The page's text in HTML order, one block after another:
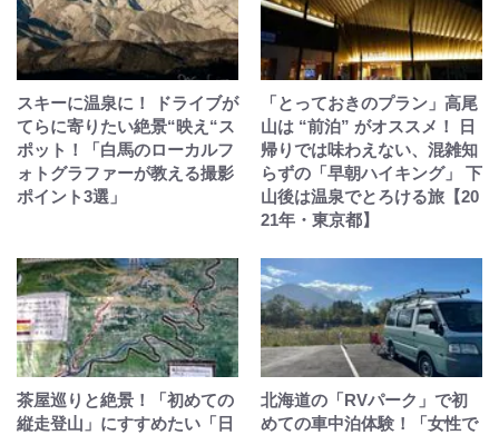
スキーに温泉に！ ドライブが
てらに寄りたい絶景“映え“ス
ポット！「白馬のローカルフ
ォトグラファーが教える撮影
ポイント3選」
「とっておきのプラン」高尾
山は “前泊” がオススメ！ 日
帰りでは味わえない、混雑知
らずの「早朝ハイキング」 下
山後は温泉でとろける旅【20
21年・東京都】
茶屋巡りと絶景！「初めての
縦走登山」にすすめたい「日
北海道の「RVパーク」で初
めての車中泊体験！「女性で